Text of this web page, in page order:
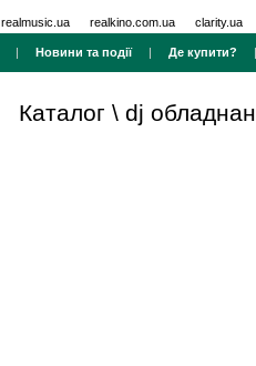
realmusic.ua realkino.com.ua clarity.ua
| Новини та події| Де купити?
Каталог \ dj